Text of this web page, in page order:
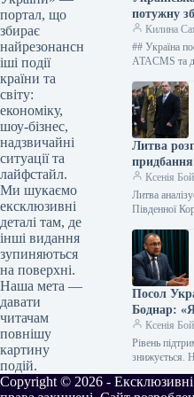
портал, що
збирає
найрезонансн
іші події
країни та
світу:
економіку,
шоу-бізнес,
надзвичайні
ситуації та
лайфстайл.
Ми шукаємо
ексклюзивні
деталі там, де
інші видання
зупиняються
на поверхні.
Наша мета —
давати
читачам
повнішу
картину
подій.
потужну
ATACMS
Килина
## Україна
ATACMS та
зміцнення
військова…
Литва
придбання
Південної
Ксенія
Литва
Південної
безпілотним
Можливість
Посол
Боднар:
такі
Ксенія
Рівень
знижується.
денний. Про
Copyright © 2026 -